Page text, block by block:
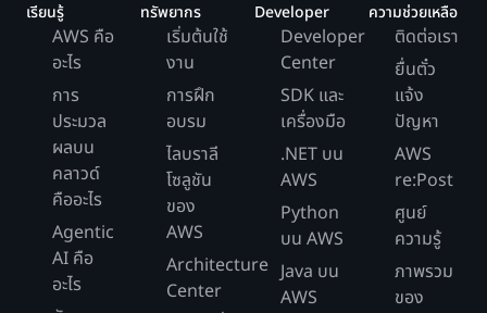
เรียนรู้
AWS คือ
อะไร
การ
ประมวล
ผลบน
คลาวด์
คืออะไร
Agentic
AI คือ
อะไร
ทรัพยากร
เริ่มต้นใช้
งาน
การฝึก
อบรม
ไลบราลี
โซลูชัน
ของ
AWS
Architecture
Center
Developer
Developer
Center
SDK และ
เครื่องมือ
.NET บน
AWS
Python
บน AWS
Java บน
AWS
ความช่วยเหลือ
ติดต่อเรา
ยื่นตั๋ว
แจ้ง
ปัญหา
AWS
re:Post
ศูนย์
ความรู้
ภาพรวม
ของ